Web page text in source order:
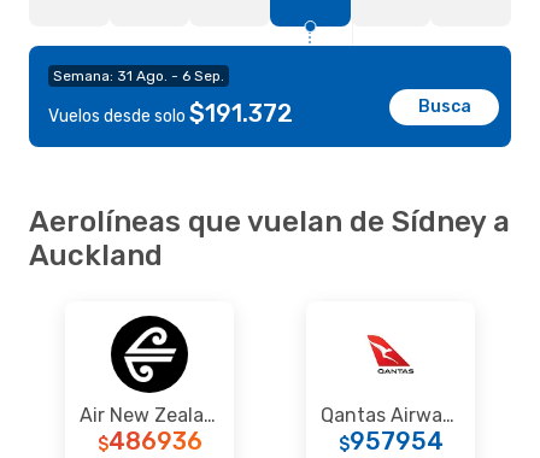
Semana: 31 Ago. - 6 Sep.
Vuelos desde solo $191.372 Busca
Aerolíneas que vuelan de Sídney a
Auckland
Air New Zealand
486936
$
Qantas Airways
957954
$